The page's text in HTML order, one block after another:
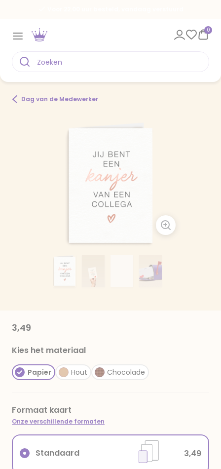
0
Dag van de Medewerker
3,49
Kies het materiaal
Papier Hout Chocolade
Formaat kaart
Onze verschillende formaten
Standaard 3,49